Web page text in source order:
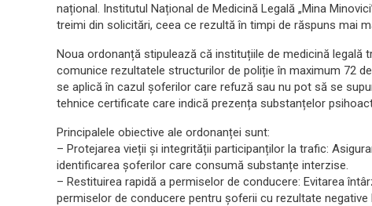
național. Institutul Național de Medicină Legală „Mina
treimi din solicitări, ceea ce rezultă în timpi de răspuns mai
Noua ordonanță stipulează că instituțiile de medicină legală
comunice rezultatele structurilor de poliție în maximum 72
se aplică în cazul șoferilor care refuză sau nu pot să se
tehnice certificate care indică prezența substanțelor
Principalele obiective ale ordonanței sunt:
– Protejarea vieții și integrității participanților la trafic:
identificarea șoferilor care consumă substanțe interzise.
– Restituirea rapidă a permiselor de conducere: Evitarea
permiselor de conducere pentru șoferii cu rezultate negative